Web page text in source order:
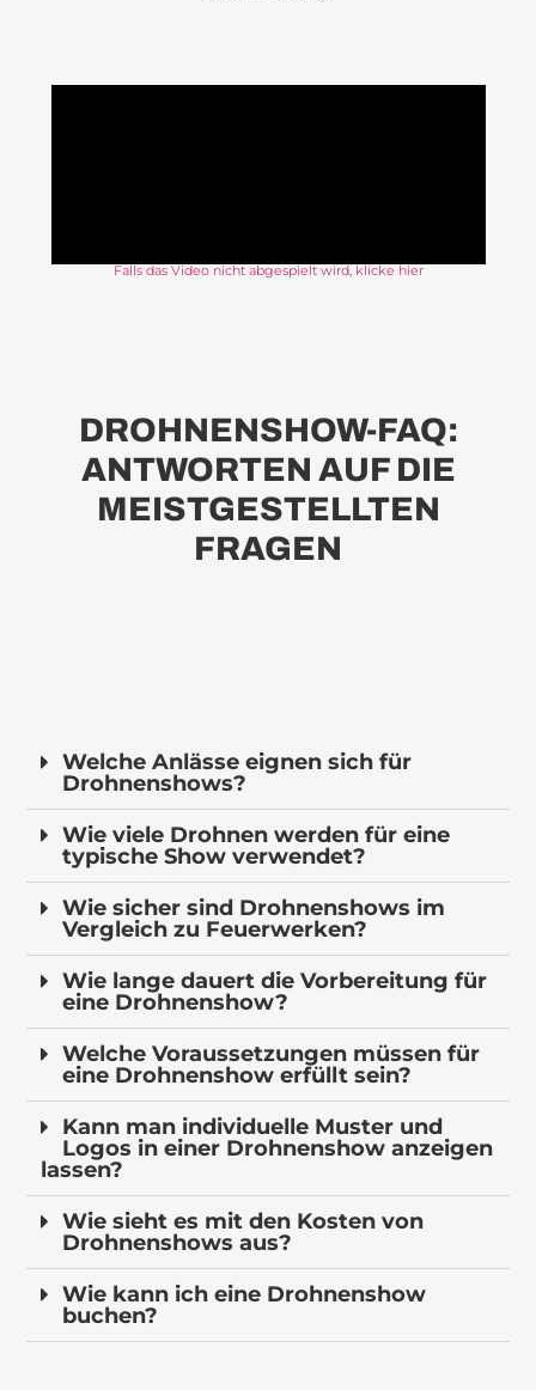
Falls das Video nicht abgespielt wird, klicke hier
DROHNENSHOW-FAQ:
ANTWORTEN AUF DIE
MEISTGESTELLTEN
FRAGEN
Welche Anlässe eignen sich für
Drohnenshows?
Wie viele Drohnen werden für eine
typische Show verwendet?
Wie sicher sind Drohnenshows im
Vergleich zu Feuerwerken?
Wie lange dauert die Vorbereitung für
eine Drohnenshow?
Welche Voraussetzungen müssen für
eine Drohnenshow erfüllt sein?
Kann man individuelle Muster und
Logos in einer Drohnenshow anzeigen
lassen?
Wie sieht es mit den Kosten von
Drohnenshows aus?
Wie kann ich eine Drohnenshow
buchen?